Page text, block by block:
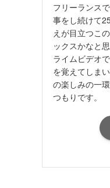
フリーランス
事をし続けて
えが目立つこ
ックスかなと
ライムビデオ
を覚えてしま
の楽しみの一
つもりです。